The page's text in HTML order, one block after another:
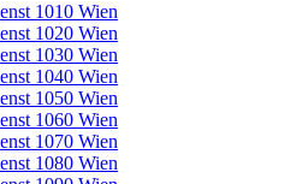
1010 Wien
1020 Wien
1030 Wien
1040 Wien
1050 Wien
1060 Wien
1070 Wien
1080 Wien